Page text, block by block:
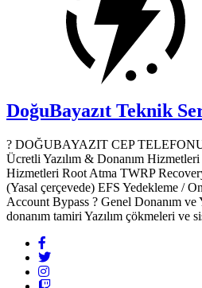
DoğuBayazıt Teknik
? DOĞUBAYAZIT CEP
Ücretli Yazılım & Donanım
Hizmetleri Root Atma TWRP
(Yasal çerçevede) EFS Yedekleme /
Account Bypass ? Genel Donanım ve
donanım tamiri Yazılım çökmeleri ve